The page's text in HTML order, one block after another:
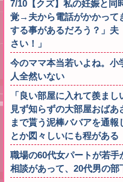
7/10【クズ】私の妊娠と同
覚→夫から電話がかかって
する事があるだろう？」夫
さい！」
今のママ本当若いよね。小
人全然いない
「良い部屋に入れて羨ま
見ず知らずの大部屋おば
まで貰う泥棒ババアを通
とか図々しいにも程がある
職場の60代女パートが若
相談があって、20代男の部